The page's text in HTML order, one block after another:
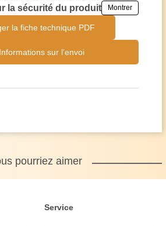
la sécurité du produit Montrer
la fiche technique PDF
Informations sur l'envoi
pourriez aimer
Service